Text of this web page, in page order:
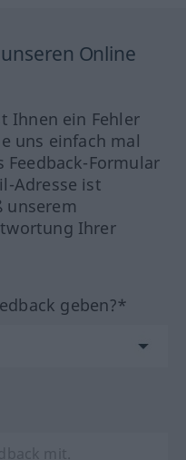
Online
Ihnen ein Fehler
uns einfach mal
Feedback-Formular
Adresse ist
unserem
Ihrer
geben?*